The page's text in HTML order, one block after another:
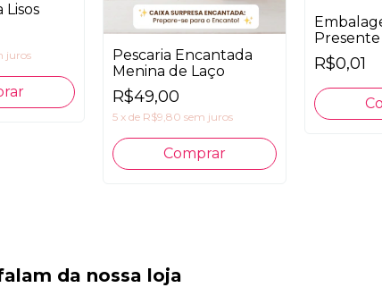
Lisos
juros
Pescaria Encantada
Menina de Laço
R$49,00
5 x de R$9,80 sem juros
Comprar
Presente
R$0,01
da nossa loja